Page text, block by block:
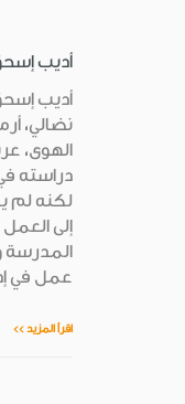
أديب إسحق (1856 -
أديب
نضالي،
دراسته
لكنه لم
إلى
المدرسة
عمل في
اقرأ المزيد >>